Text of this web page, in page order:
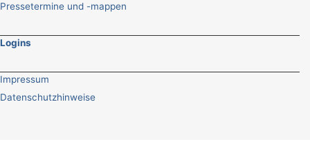
Pressetermine und -mappen
Logins
Impressum
Datenschutzhinweise